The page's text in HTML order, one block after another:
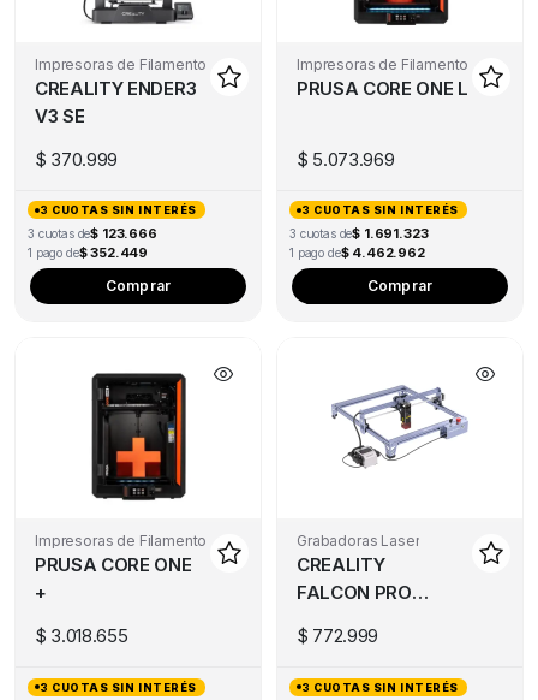
Impresoras de Filamento
CREALITY ENDER3
V3 SE
$ 370.999
3 CUOTAS SIN INTERÉS
3 cuotas de$ 123.666
1 pago de$ 352.449
Comprar
Impresoras de Filamento
PRUSA CORE ONE L
$ 5.073.969
3 CUOTAS SIN INTERÉS
3 cuotas de$ 1.691.323
1 pago de$ 4.462.962
Comprar
Impresoras de Filamento
PRUSA CORE ONE
+
$ 3.018.655
3 CUOTAS SIN INTERÉS
Grabadoras Laser
CREALITY
FALCON PRO
$ 772.999
3 CUOTAS SIN INTERÉS